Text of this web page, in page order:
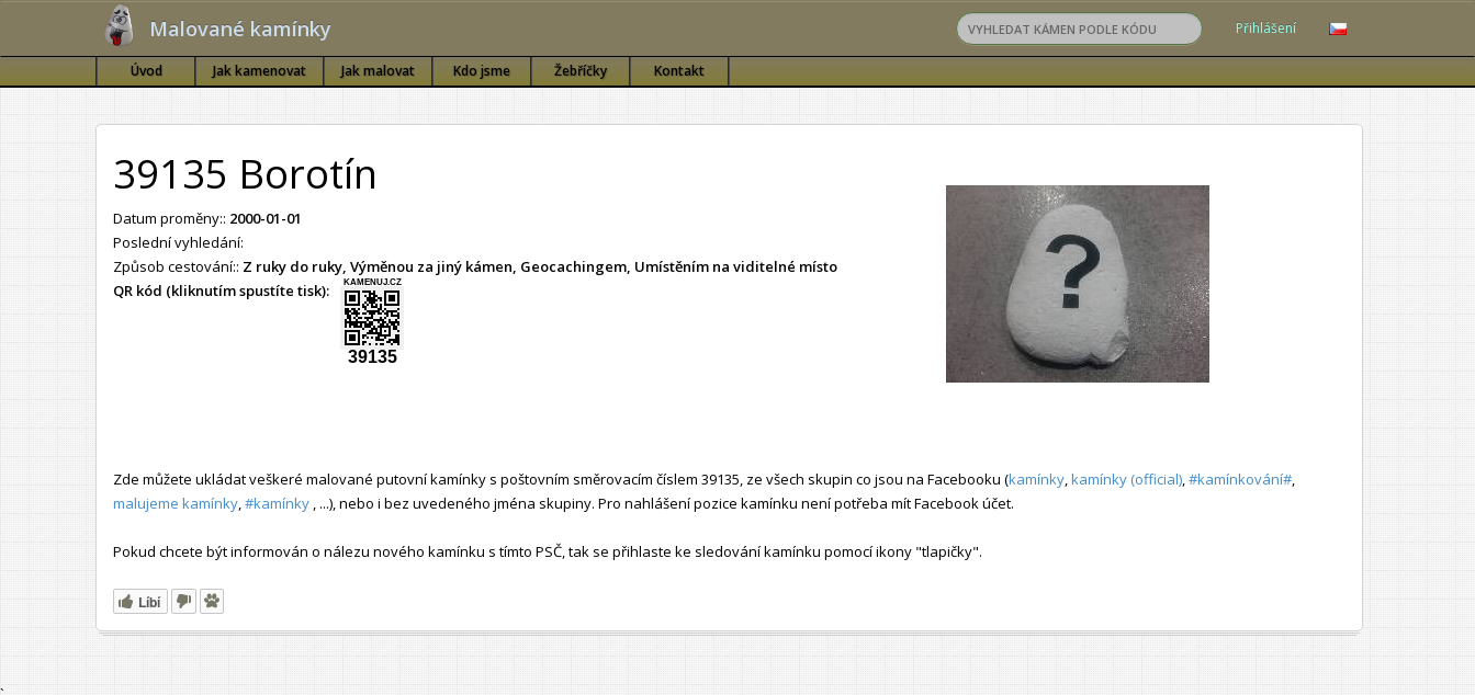
Malované kamínky Přihlášení
Úvod Jak kamenovat Jak malovat Kdo jsme Žebříčky Kontakt
39135 Borotín
Datum proměny:: 2000-01-01
Poslední vyhledání:
Způsob cestování:: Z ruky do ruky, Výměnou za jiný kámen, Geocachingem, Umístěním na viditelné místo
QR kód (kliknutím spustíte tisk):
KAMENUJ.CZ
39135
Zde můžete ukládat veškeré malované putovní kamínky s poštovním směrovacím číslem 39135, ze všech skupin co jsou na Facebooku (kamínky kamínky (official) #kamínkování#
malujeme kamínky #kamínky , ...), nebo i bez uvedeného jména skupiny. Pro nahlášení pozice kamínku není potřeba mít Facebook účet.
Pokud chcete být informován o nálezu nového kamínku s tímto PSČ, tak se přihlaste ke sledování kamínku pomocí ikony "tlapičky".
Líbí